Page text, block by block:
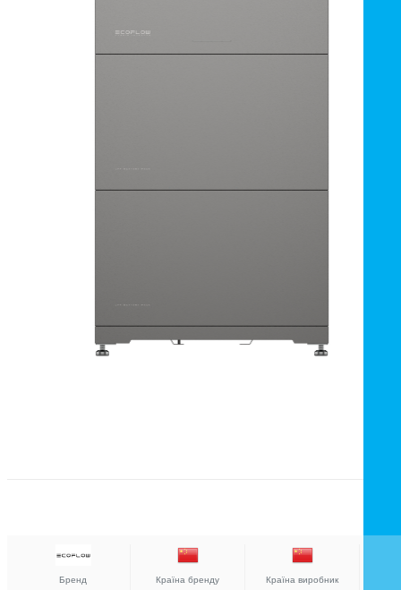
Бренд Країна бренду Країна виробник